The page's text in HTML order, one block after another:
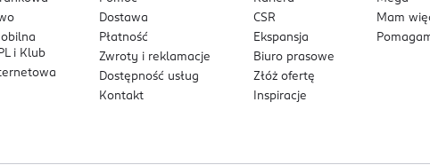
i Klub
Dostawa
Płatność
Zwroty i reklamacje
Dostępność usług
Kontakt
CSR
Ekspansja
Biuro prasowe
Złóż ofertę
Inspiracje
Mam